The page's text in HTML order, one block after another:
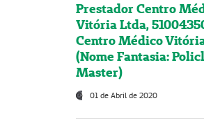
Prestador Centro
Vitória Ltda,
Centro Médico
(Nome Fantasia:
Master)
01 de Abril de 2020